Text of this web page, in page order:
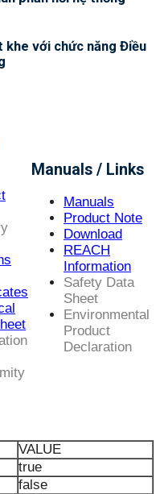
khe với chức năng Điều
Manuals / Links
Manuals
Product Note
Download
REACH
Information
Safety Data
Sheet
Environmental
Product
Declaration
VALUE
true
false